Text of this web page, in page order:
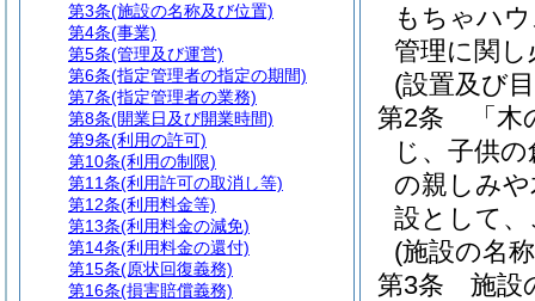
もちゃハ
管理に関
(設置及び
第2条
「
じ、子供
の親しみ
設として
(施設の名
第3条
施設
第3条(施設の名称及び位置)
第4条(事業)
第5条(管理及び運営)
第6条(指定管理者の指定の期間)
第7条(指定管理者の業務)
第8条(開業日及び開業時間)
第9条(利用の許可)
第10条(利用の制限)
第11条(利用許可の取消し等)
第12条(利用料金等)
第13条(利用料金の減免)
第14条(利用料金の還付)
第15条(原状回復義務)
第16条(損害賠償義務)